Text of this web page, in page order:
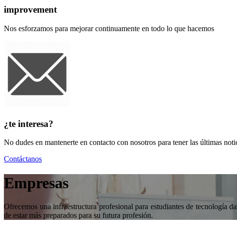
improvement
Nos esforzamos para mejorar continuamente en todo lo que hacemos
¿te interesa?
No dudes en mantenerte en contacto con nosotros para tener las últimas
Contáctanos
Empresas
Ofrecemos una infraestructura profesional para estudiantes de tecnología
de estar más preparados para su futura profesión.